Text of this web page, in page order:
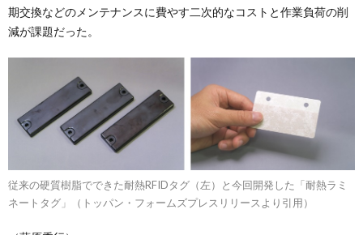
期交換などのメンテナンスに費やす二次的なコストと作業負荷の削
減が課題だった。
従来の硬質樹脂でできた耐熱RFIDタグ（左）と今回開発した「耐熱ラミ
ネートタグ」（トッパン・フォームズプレスリリースより引用）